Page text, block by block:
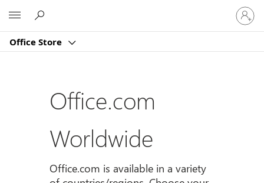
Office Store
Sign
in
to
account
Office.com
Worldwide
Office.com is available in a variety